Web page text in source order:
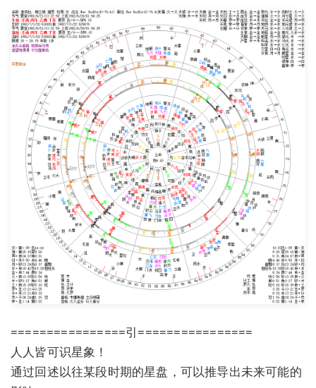
================引================
人人皆可识星象！
通过回述以往某段时期的星盘，可以推导出未来可能的